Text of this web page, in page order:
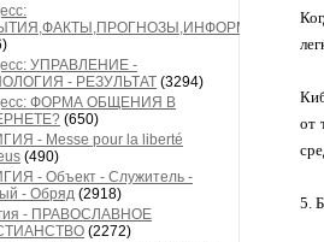
УПРАВЛЕНИЕ -
- РЕЗУЛЬТАТ (3294)
ФОРМА ОБЩЕНИЯ В
(650)
- Messe pour la liberté
(490)
- Объект - Служитель -
- Обряд (2918)
- ПРАВОСЛАВНОЕ
(2272)
от
5.